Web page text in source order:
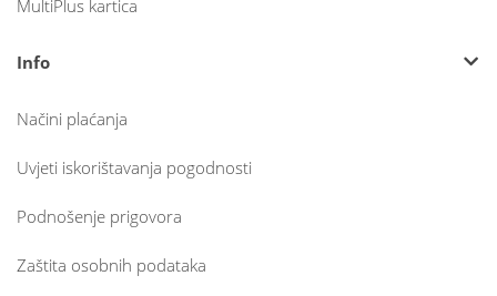
MultiPlus kartica
Info
Načini plaćanja
Uvjeti iskorištavanja pogodnosti
Podnošenje prigovora
Zaštita osobnih podataka